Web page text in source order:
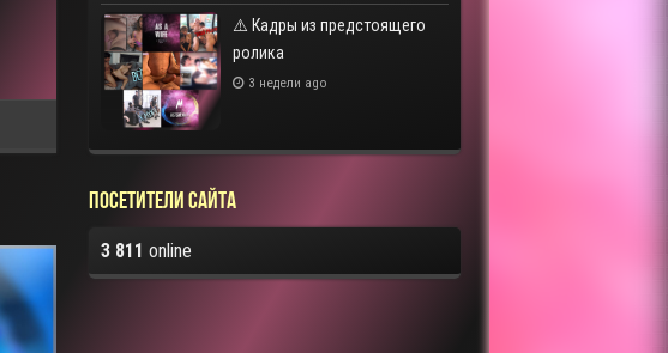
⚠️ Кадры из предстоящего
ролика
3 недели ago
Посетители сайта
3 811 online